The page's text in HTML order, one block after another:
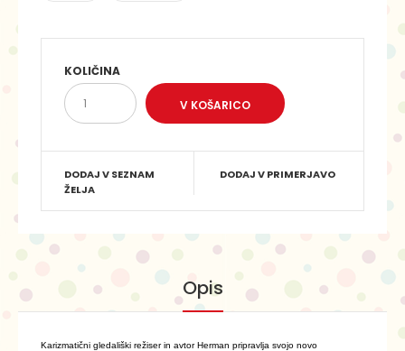
KOLIČINA
DODAJ V SEZNAM
ŽELJA
DODAJ V PRIMERJAVO
Opis
Karizmatični gledališki režiser in avtor Herman pripravlja svojo novo